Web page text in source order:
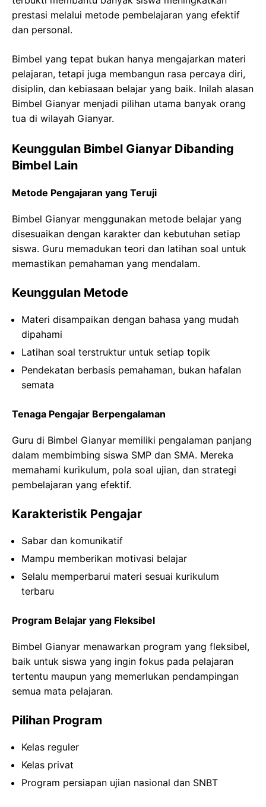
prestasi melalui metode pembelajaran yang efektif
dan personal.
Bimbel yang tepat bukan hanya mengajarkan materi
pelajaran, tetapi juga membangun rasa percaya diri,
disiplin, dan kebiasaan belajar yang baik. Inilah alasan
Bimbel Gianyar menjadi pilihan utama banyak orang
tua di wilayah Gianyar.
Keunggulan Bimbel Gianyar Dibanding
Bimbel Lain
Metode Pengajaran yang Teruji
Bimbel Gianyar menggunakan metode belajar yang
disesuaikan dengan karakter dan kebutuhan setiap
siswa. Guru memadukan teori dan latihan soal untuk
memastikan pemahaman yang mendalam.
Keunggulan Metode
Materi disampaikan dengan bahasa yang mudah
dipahami
Latihan soal terstruktur untuk setiap topik
Pendekatan berbasis pemahaman, bukan hafalan
semata
Tenaga Pengajar Berpengalaman
Guru di Bimbel Gianyar memiliki pengalaman panjang
dalam membimbing siswa SMP dan SMA. Mereka
memahami kurikulum, pola soal ujian, dan strategi
pembelajaran yang efektif.
Karakteristik Pengajar
Sabar dan komunikatif
Mampu memberikan motivasi belajar
Selalu memperbarui materi sesuai kurikulum
terbaru
Program Belajar yang Fleksibel
Bimbel Gianyar menawarkan program yang fleksibel,
baik untuk siswa yang ingin fokus pada pelajaran
tertentu maupun yang memerlukan pendampingan
semua mata pelajaran.
Pilihan Program
Kelas reguler
Kelas privat
Program persiapan ujian nasional dan SNBT